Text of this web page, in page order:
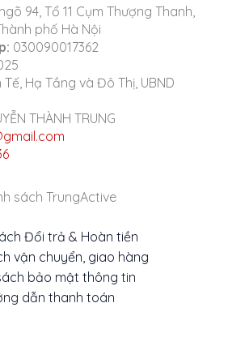
94, Tổ 11 Cụm Thượng Thanh,
phố Hà Nội
030090017362
Tế, Hạ Tầng và Đô Thị, UBND
THÀNH TRUNG
sách TrungActive
Đổi trả & Hoàn tiền
vận chuyển, giao hàng
bảo mật thông tin
dẫn thanh toán